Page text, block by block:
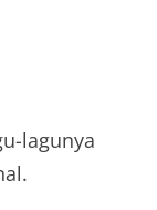
lagunya